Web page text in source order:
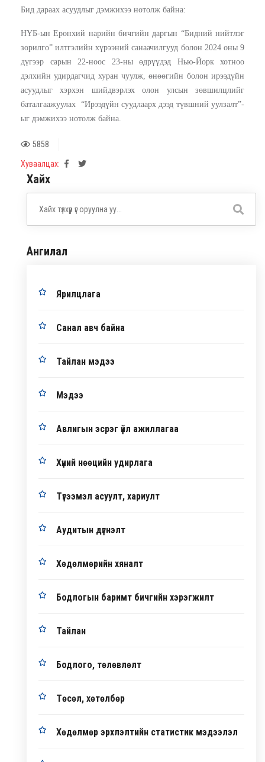
Бид дараах асуудлыг дэмжихээ нотолж байна:
НҮБ-ын Ерөнхий нарийн бичгийн даргын “Бидний нийтлэг
зорилго” илтгэлийн хүрээний санаачилгууд болон 2024 оны 9
дүгээр сарын 22-ноос 23-ны өдрүүдэд Нью-Йорк хотноо
дэлхийн удирдагчид хуран чуулж, өнөөгийн болон ирээдүйн
асуудлыг хэрхэн шийдвэрлэх олон улсын зөвшилцлийг
баталгаажуулах “Ирээдүйн суудлаарх дээд түвшний уулзалт”-
ыг дэмжихээ нотолж байна.
5858
Хуваалцах:
Хайх
Ангилал
Ярилцлага
Санал авч байна
Тайлан мэдээ
Мэдээ
Авлигын эсрэг үйл ажиллагаа
Хүний нөөцийн удирлага
Түгээмэл асуулт, хариулт
Аудитын дүгнэлт
Хөдөлмөрийн хяналт
Бодлогын баримт бичгийн хэрэгжилт
Тайлан
Бодлого, төлөвлөлт
Төсөл, хөтөлбөр
Хөдөлмөр эрхлэлтийн статистик мэдээлэл